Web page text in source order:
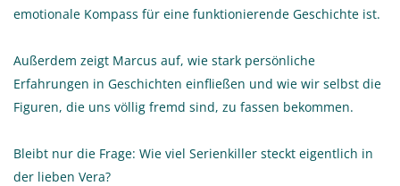
emotionale Kompass für eine funktionierende Geschichte ist.
Außerdem zeigt Marcus auf, wie stark persönliche
Erfahrungen in Geschichten einfließen und wie wir selbst die
Figuren, die uns völlig fremd sind, zu fassen bekommen.
Bleibt nur die Frage: Wie viel Serienkiller steckt eigentlich in
der lieben Vera?